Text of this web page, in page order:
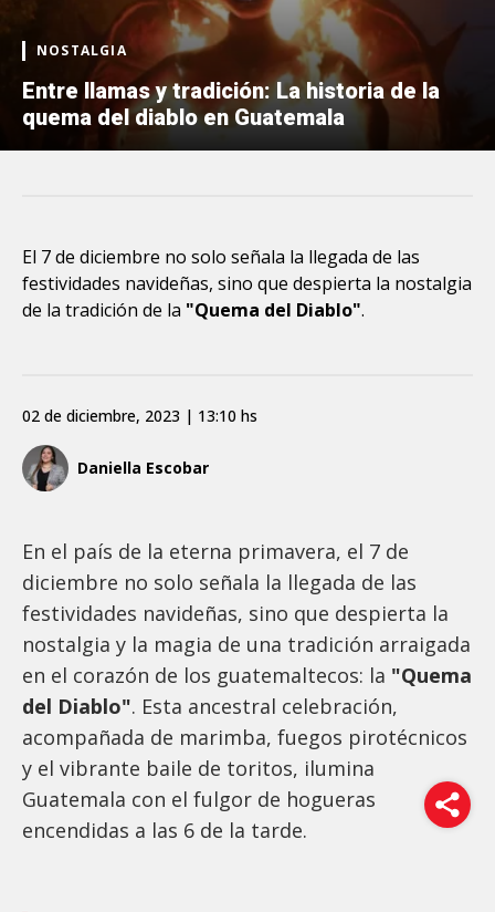
NOSTALGIA
Entre llamas y tradición: La historia de la
quema del diablo en Guatemala
El 7 de diciembre no solo señala la llegada de las
festividades navideñas, sino que despierta la nostalgia
de la tradición de la "Quema del Diablo".
Daniella Escobar
02 de diciembre, 2023 | 13:10 hs
En el país de la eterna primavera, el 7 de
diciembre no solo señala la llegada de las
festividades navideñas, sino que despierta la
nostalgia y la magia de una tradición arraigada
en el corazón de los guatemaltecos: la "Quema
del Diablo". Esta ancestral celebración,
acompañada de marimba, fuegos pirotécnicos
y el vibrante baile de toritos, ilumina
Guatemala con el fulgor de hogueras
encendidas a las 6 de la tarde.